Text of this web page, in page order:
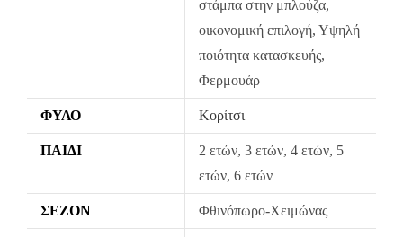
Σε περίπτωση που κάποιο προϊόν έχει παραδοθεί σε κάποιον
πελάτη μας και είναι ελαττωματικό χωρίς να γίνει αντιληπτό από
εμάς, δεσμευόμαστε με άμεση αντικατάστασή του προϊόντος,
χωρίς καμία οικονομική επιβάρυνση του πελάτη.
στάμπα στην μπλούζα,
οικονομική επιλογή, Υψηλή
ποιότητα κατασκευής,
Φερμουάρ
ΦΎΛΟ Κορίτσι
ΠΑΙΔΊ
2 ετών, 3 ετών, 4 ετών, 5
ετών, 6 ετών
ΣΕΖΌΝ Φθινόπωρο-Χειμώνας